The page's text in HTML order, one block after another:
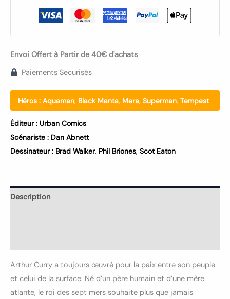
Envoi Offert à Partir de 40€ d'achats
Paiements Securisés
Héros : Aquaman, Black Manta, Mera, Superman, Tempest
Éditeur : Urban Comics
Scénariste : Dan Abnett
Dessinateur : Brad Walker, Phil Briones, Scot Eaton
Description
Arthur Curry a toujours œuvré pour la paix entre son peuple
et celui de la surface. Né d’un père humain et d’une mère
atlante, le roi des sept mers souhaite plus que jamais